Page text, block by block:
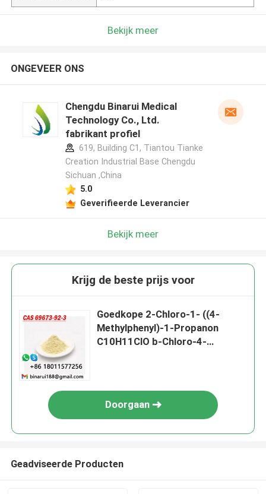
Bekijk meer
ONGEVEER ONS
Chengdu Binarui Medical
Technology Co., Ltd.
fabrikant profiel
619, Building C1, Tiantou Tianke
Creation Industrial Base Chengdu
Sichuan ,China
5.0
Geverifieerde Leverancier
Bekijk meer
Krijg de beste prijs voor
Goedkope 2-Chloro-1- ((4-
Methylphenyl)-1-Propanon
C10H11ClO b-Chloro-4-
Doorgaan
Geadviseerde Producten